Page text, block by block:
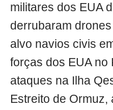
militares dos EUA
derrubaram
alvo navios civis
forças dos EUA no
ataques na Ilha
Estreito de Ormuz,